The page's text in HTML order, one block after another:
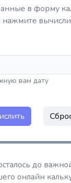
в форму
нажмите
вам дату
до
онлайн